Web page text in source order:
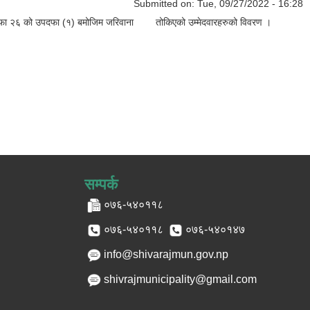
Submitted on: Tue, 09/27/2022 - 16:28
२६ को उपदफा (१) बमोजिम जरिवाना तोकिएको उम्मेदवारहरुको विवरण ।
सम्पर्क
०७६-५४०११८
०७६-५४०११८ ०७६-५४०१४७
info@shivarajmun.gov.np
shivrajmunicipality@gmail.com